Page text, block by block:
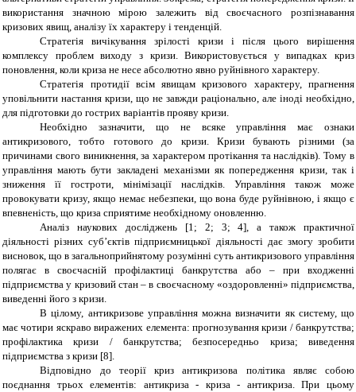
використання значною мірою залежить від своєчасного розпізнавання
кризових явищ, аналізу їх характеру і тенденцій.
Стратегія вичікування зрілості кризи і після цього вирішення
комплексу проблем виходу з кризи. Використовується у випадках криз
поновлення, коли криза не несе абсолютно явно руйнівного характеру.
Стратегія протидії всім явищам кризового характеру, прагнення
уповільнити настання кризи, що не завжди раціонально, але іноді необхідно,
для підготовки до гострих варіантів прояву кризи.
Необхідно зазначити, що не всяке управління має ознаки
антикризового, тобто готового до кризи. Кризи бувають різними (за
причинами свого виникнення, за характером протікання та наслідків). Тому в
управління мають бути закладені механізми як попередження кризи, так і
зниження її гостроти, мінімізації наслідків. Управління також може
провокувати кризу, якщо немає небезпеки, що вона буде руйнівною, і якщо є
впевненість, що криза сприятиме необхідному оновленню.
Аналіз наукових досліджень [1; 2; 3; 4], а також практичної
діяльності різних суб’єктів підприємницької діяльності дає змогу зробити
висновок, що в загальноприйнятому розумінні суть антикризового управління
полягає в своєчасній профілактиці банкрутства або – при входженні
підприємства у кризовий стан – в своєчасному «оздоровленні» підприємства,
виведенні його з кризи.
В цілому, антикризове управління можна визначити як систему, що
має чотири яскраво виражених елемента: прогнозування кризи / банкрутства;
профілактика кризи / банкрутства; безпосередньо криза; виведення
підприємства з кризи [8].
Відповідно до теорії криз антикризова політика являє собою
поєднання трьох елементів: антикриза - криза - антикриза. При цьому